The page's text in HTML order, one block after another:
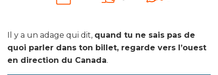
Il y a un adage qui dit, quand tu ne sais pas de
quoi parler dans ton billet, regarde vers l’ouest
en direction du Canada.